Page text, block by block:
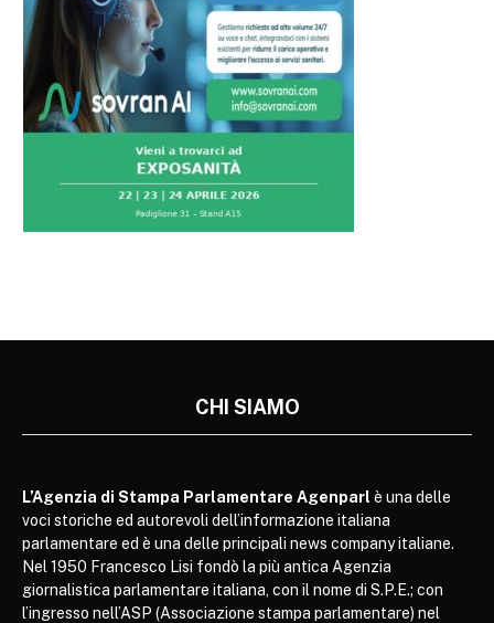
CHI SIAMO
L’Agenzia di Stampa Parlamentare Agenparl è una delle
voci storiche ed autorevoli dell’informazione italiana
parlamentare ed è una delle principali news company italiane.
Nel 1950 Francesco Lisi fondò la più antica Agenzia
giornalistica parlamentare italiana, con il nome di S.P.E.; con
l’ingresso nell’ASP (Associazione stampa parlamentare) nel